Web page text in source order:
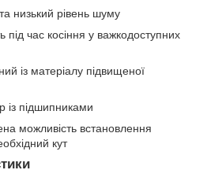
низький рівень шуму
під час косіння у важкодоступних
із матеріалу підвищеної
із підшипниками
можливість встановлення
кут